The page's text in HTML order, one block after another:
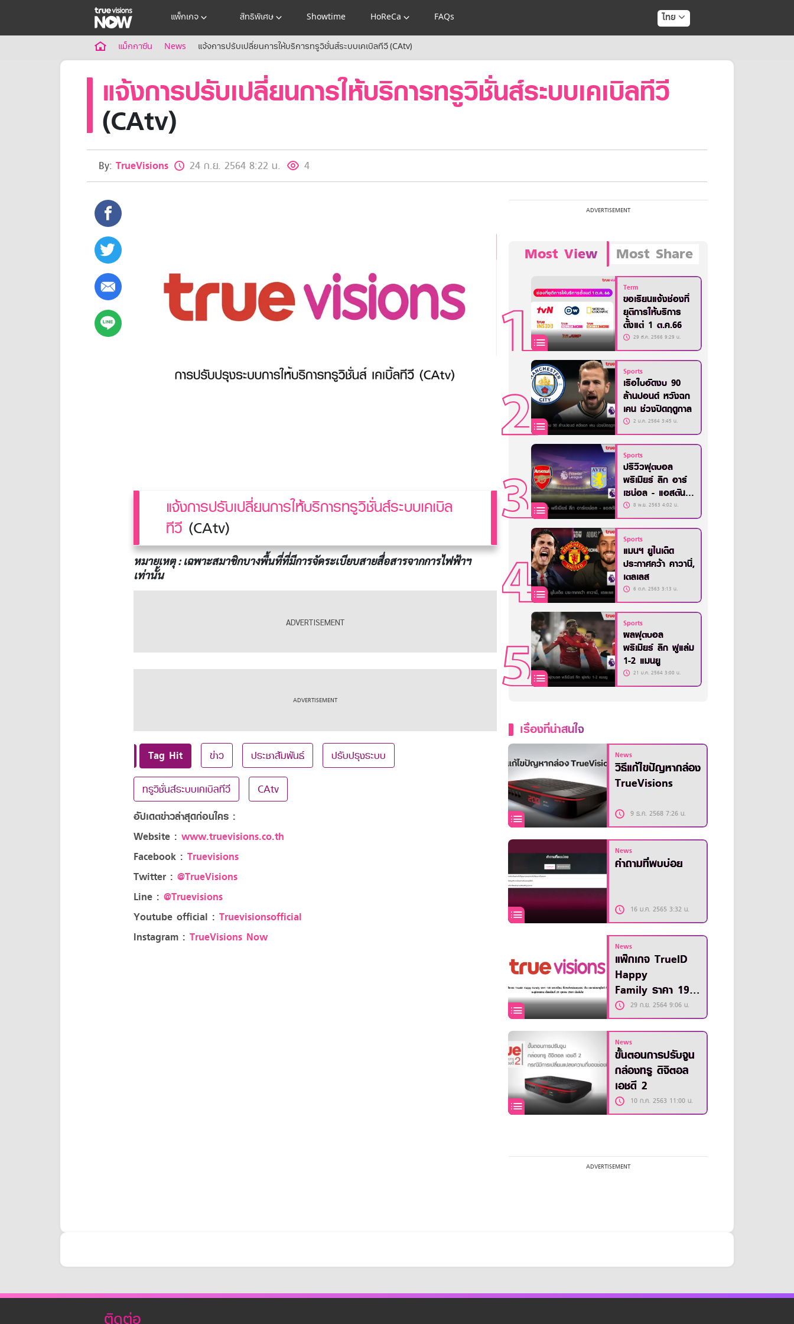
แพ็กเกจ สิทธิพิเศษ Showtime HoReCa FAQs ไทย
แม็กกาซีน News แจ้งการปรับเปลี่ยนการให้บริการทรูวิชั่นส์ระบบเคเบิลทีวี (CAtv)
แจ้งการปรับเปลี่ยนการให้บริการทรูวิชั่นส์ระบบเคเบิลทีวี
(CAtv)
By: TrueVisions 24 ก.ย. 2564 8:22 น. 4
แจ้งการปรับเปลี่ยนการให้บริการทรูวิชั่นส์ระบบเคเบิล
ทีวี (CAtv)
หมายเหตุ : เฉพาะสมาชิกบางพื้นที่ที่มีการจัดระเบียบสายสื่อสารจากการไฟฟ้าฯ
เท่านั้น
Tag Hit ข่าว ประชาสัมพันธ์ ปรับปรุงระบบ
ทรูวิชั่นส์ระบบเคเบิลทีวี CAtv
อัปเดตข่าวล่าสุดก่อนใคร :
Website : www.truevisions.co.th
Facebook : Truevisions
Twitter : @TrueVisions
Line : @Truevisions
Youtube official : Truevisionsofficial
Instagram : TrueVisions Now
Most View Most Share
Term
ขอเรียนแจ้งช่องที่
ยุติการให้บริการ
ตั้งแต่ 1 ต.ค.66
29 ส.ค. 2566 9:29 น.
Sports
เรือใบอัดงบ 90
ล้านปอนด์ หวังฉก
เคน ช่วงปิดฤดูกาล
2 ม.ค. 2564 3:45 น.
Sports
ปรีวิวฟุตบอล
พรีเมียร์ ลีก อาร์
เซน่อล - แอสตัน
วิลล่า8 พ.ย. 2563 4:02 น.
Sports
แมนฯ ยูไนเต็ด
ประกาศคว้า คาวานี่,
เตลเลส
6 ต.ค. 2563 3:13 น.
Sports
ผลฟุตบอล
พรีเมียร์ ลีก ฟูแล่ม
1-2 แมนยู
21 ม.ค. 2564 3:00 น.
เรื่องที่น่าสนใจ
News
วิธีแก้ไขปัญหากล่อง
TrueVisions
9 ธ.ค. 2568 7:26 น.
News
คำถามที่พบบ่อย
16 ม.ค. 2565 3:32 น.
News
แพ็กเกจ TrueID
Happy
Family ราคา 199
บาท/เดือน จะยุติ
การขาย ตั้งแต่วันที่
29 ตุลาคม
2564 เป็นต้นไป
29 ก.ย. 2564 9:06 น.
News
ขั้นตอนการปรับจูน
กล่องทรู ดิจิตอล
เอชดี 2
10 ก.ค. 2563 11:00 น.
ติดต่อ